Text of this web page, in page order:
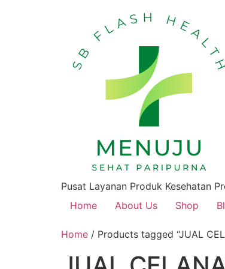
Pusat Layanan Produk Kesehatan
Home
About Us Shop
Home / Products tagged “JUAL